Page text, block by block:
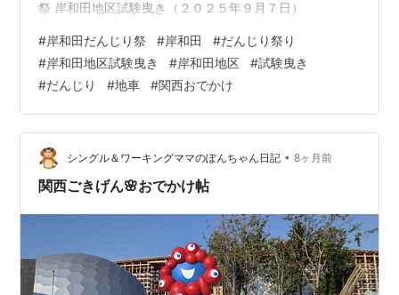
祭 岸和田地区試験曳き（２０２５年９月７日）
#岸和田だんじり祭 #岸和田 #だんじり祭り
#岸和田地区試験曳き #岸和田地区 #試験曳き
#だんじり #地車 #関西おでかけ
シングル＆ワーキングママのぽんちゃん日記 • 8ヶ月前
関西ごきげん🌸おでかけ帖